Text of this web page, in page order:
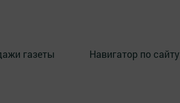
газеты Навигатор по сайту